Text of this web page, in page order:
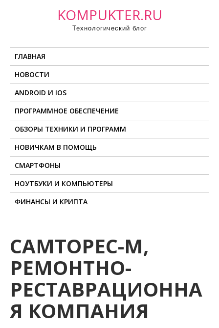
KOMPUKTER.RU
Технологический блог
ГЛАВНАЯ
НОВОСТИ
ANDROID И IOS
ПРОГРАММНОЕ ОБЕСПЕЧЕНИЕ
ОБЗОРЫ ТЕХНИКИ И ПРОГРАММ
НОВИЧКАМ В ПОМОЩЬ
СМАРТФОНЫ
НОУТБУКИ И КОМПЬЮТЕРЫ
ФИНАНСЫ И КРИПТА
САМТОРЕС-М,
РЕМОНТНО-
РЕСТАВРАЦИОННА
Я КОМПАНИЯ